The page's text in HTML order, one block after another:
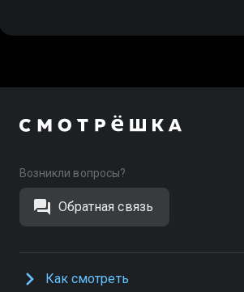
Возникли вопросы?
Обратная связь
Как смотреть